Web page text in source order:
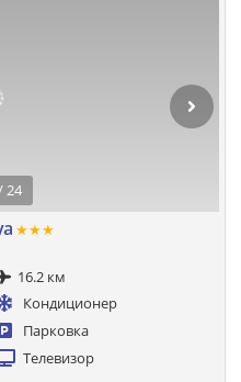
24
★★★
16.2 км
Кондиционер
Парковка
Телевизор